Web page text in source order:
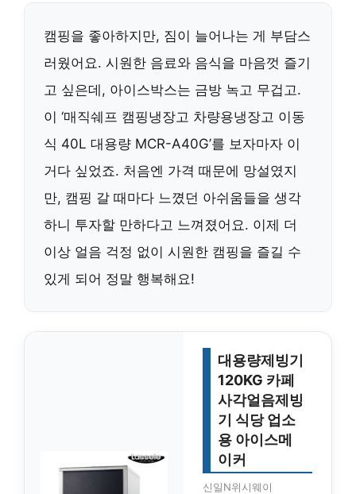
캠핑을 좋아하지만, 짐이 늘어나는 게 부담스
러웠어요. 시원한 음료와 음식을 마음껏 즐기
고 싶은데, 아이스박스는 금방 녹고 무겁고.
이 ‘매직쉐프 캠핑냉장고 차량용냉장고 이동
식 40L 대용량 MCR-A40G’를 보자마자 이
거다 싶었죠. 처음엔 가격 때문에 망설였지
만, 캠핑 갈 때마다 느꼈던 아쉬움들을 생각
하니 투자할 만하다고 느껴졌어요. 이제 더
이상 얼음 걱정 없이 시원한 캠핑을 즐길 수
있게 되어 정말 행복해요!
대용량제빙기
120KG 카페
사각얼음제빙
기 식당 업소
용 아이스메
이커
신일N위시웨이